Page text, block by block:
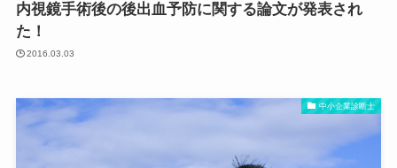
内視鏡手術後の後出血予防に関する論文が発表され
た！
2016.03.03
中小企業診断士